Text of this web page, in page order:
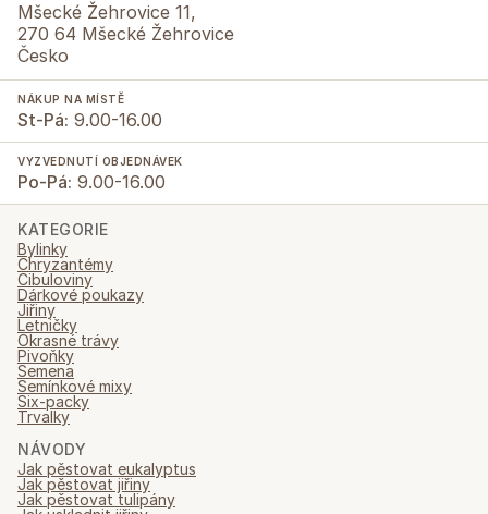
Mšecké Žehrovice 11,
270 64 Mšecké Žehrovice
Česko
NÁKUP NA MÍSTĚ
St-Pá: 9.00-16.00
VYZVEDNUTÍ OBJEDNÁVEK
Po-Pá: 9.00-16.00
KATEGORIE
Bylinky
Chryzantémy
Cibuloviny
Dárkové poukazy
Jiřiny
Letničky
Okrasné trávy
Pivoňky
Semena
Semínkové mixy
Six-packy
Trvalky
NÁVODY
Jak pěstovat eukalyptus
Jak pěstovat jiřiny
Jak pěstovat tulipány